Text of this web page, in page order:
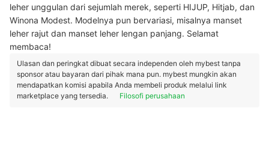
leher unggulan dari sejumlah merek, seperti HIJUP, Hitjab, dan
Winona Modest. Modelnya pun bervariasi, misalnya manset
leher rajut dan manset leher lengan panjang. Selamat
membaca!
Ulasan dan peringkat dibuat secara independen oleh mybest tanpa
sponsor atau bayaran dari pihak mana pun. mybest mungkin akan
mendapatkan komisi apabila Anda membeli produk melalui link
marketplace yang tersedia.
Filosofi perusahaan